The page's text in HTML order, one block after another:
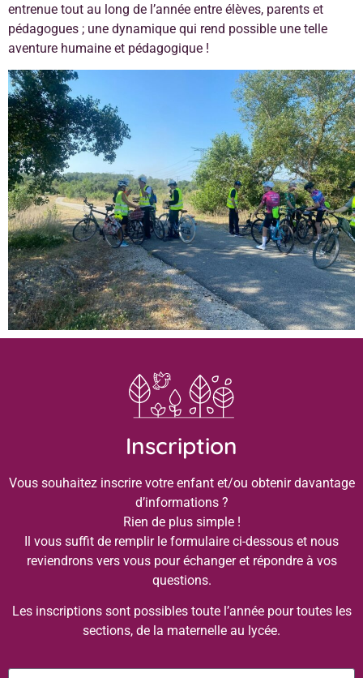
entrenue tout au long de l’année entre élèves, parents et
pédagogues ; une dynamique qui rend possible une telle
aventure humaine et pédagogique !
Inscription
Vous souhaitez inscrire votre enfant et/ou obtenir davantage
d’informations ?
Rien de plus simple !
Il vous suffit de remplir le formulaire ci-dessous et nous
reviendrons vers vous pour échanger et répondre à vos
questions.
Les inscriptions sont possibles toute l’année pour toutes les
sections, de la maternelle au lycée.